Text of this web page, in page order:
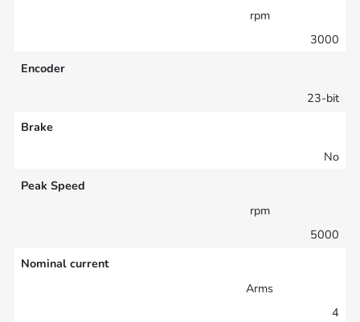
rpm
3000
Encoder
23-bit
Brake
No
Peak Speed
rpm
5000
Nominal current
Arms
4